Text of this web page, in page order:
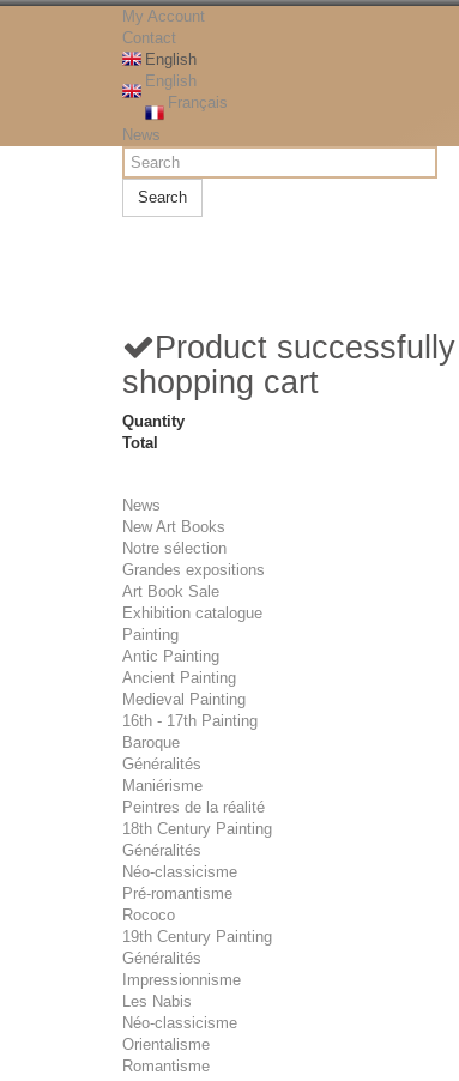
My Account
Contact
English
English
Français
News
Search
Product
shopping cart
Quantity
Total
News
New Art Books
Notre sélection
Grandes expositions
Art Book Sale
Exhibition catalogue
Painting
Antic Painting
Ancient Painting
Medieval Painting
16th - 17th Painting
Baroque
Généralités
Maniérisme
Peintres de la réalité
18th Century Painting
Généralités
Néo-classicisme
Pré-romantisme
Rococo
19th Century Painting
Généralités
Impressionnisme
Les Nabis
Néo-classicisme
Orientalisme
Romantisme